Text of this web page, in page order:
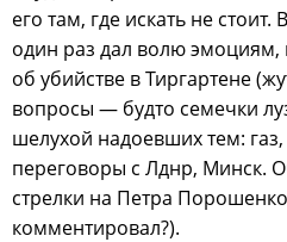
его там, где искать не
один раз дал волю эмоциям,
об убийстве в Тиргартене
вопросы — будто семечки
шелухой надоевших тем:
переговоры с Лднр, Минск.
стрелки на Петра Порошенко
комментировал?).